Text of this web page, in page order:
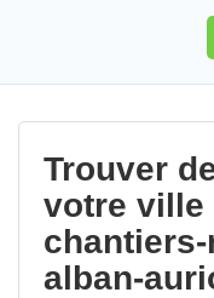
Trouver
votre ville
alban-